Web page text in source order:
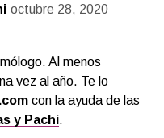
octubre 28, 2020
Al menos
vez al año. Te lo
con la ayuda de las
y Pachi.